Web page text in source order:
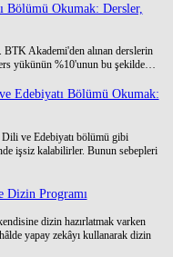
Okumak: Dersler,
Akademi'den alınan derslerin
yükünün %10'unun bu şekilde…
Edebiyatı Bölümü Okumak:
ve Edebiyatı bölümü gibi
işsiz kalabilirler. Bunun sebepleri
Dizin Programı
dizin hazırlatmak varken
yapay zekâyı kullanarak dizin